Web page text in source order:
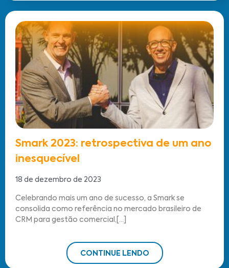
Smark 2023: retrospectiva de um ano
inesquecível
18 de dezembro de 2023
Celebrando mais um ano de sucesso, a Smark se
consolida como referência no mercado brasileiro de
CRM para gestão comercial,[...]
CONTINUE LENDO